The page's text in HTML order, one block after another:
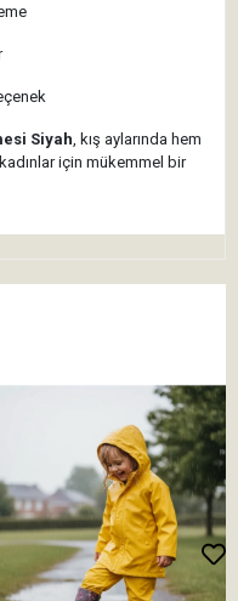
Siyah , kış aylarında hem
kadınlar için mükemmel bir